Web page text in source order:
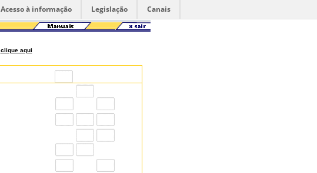
Acesso à informação Legislação Canais
clique aqui